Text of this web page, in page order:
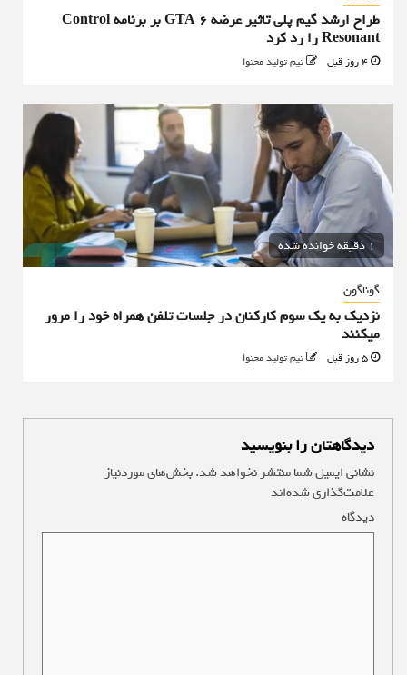
طراح ارشد گیم پلی تاثیر عرضه GTA 6 بر برنامه Control
Resonant را رد کرد
تیم تولید محتوا
1 دقیقه خوانده شده
گوناگون
نزدیک به یک سوم کارکنان در جلسات تلفن همراه خود را مرور
میکنند
تیم تولید محتوا
دیدگاهتان را بنویسید
نشانی ایمیل شما منتشر نخواهد شد.بخش‌های موردنیاز
علامت‌گذاری شده‌اند
دیدگاه